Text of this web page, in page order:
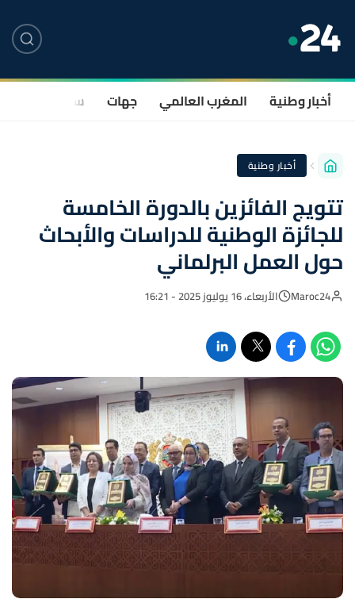
أخبار وطنية المغرب العالمي جهات سياسة
أخبار وطنية
تتويج الفائزين بالدورة الخامسة
للجائزة الوطنية للدراسات والأبحاث
حول العمل البرلماني
Maroc24 الأربعاء، 16 يوليوز 2025 - 16:21